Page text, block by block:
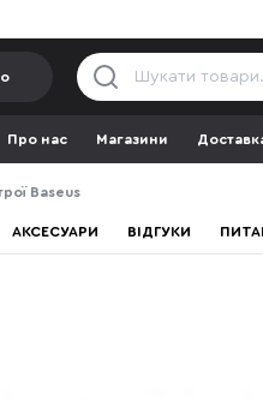
Про нас Магазини
Baseus
АКСЕСУАРИ ВІДГУКИ